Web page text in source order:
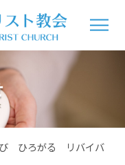
び ひろがる リバイバ